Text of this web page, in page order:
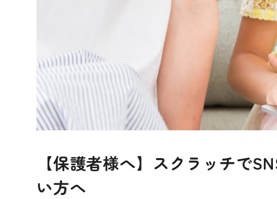
【保護者様へ】スクラッチで
い方へ